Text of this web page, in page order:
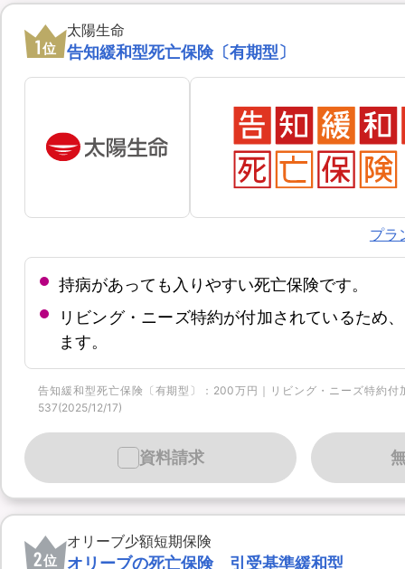
1位
太陽生命
告知緩和型死亡保険〔有期型〕
プラ
持病があっても入りやすい死亡保険です。
リビング・ニーズ特約が付加されているため
ます。
告知緩和型死亡保険〔有期型〕：200万円｜リビング・ニーズ特約
537(2025/12/17)
資料請求
2位
オリーブ少額短期保険
オリーブの死亡保険 引受基準緩和型